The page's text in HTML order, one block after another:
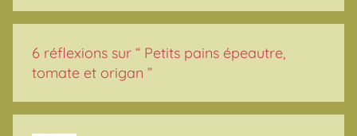
6 réflexions sur “ Petits pains épeautre,
tomate et origan ”